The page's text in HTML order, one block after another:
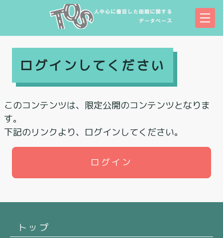
ログインしてください
このコンテンツは、限定公開のコンテンツとなりま
す。
下記のリンクより、ログインしてください。
ログイン
トップ